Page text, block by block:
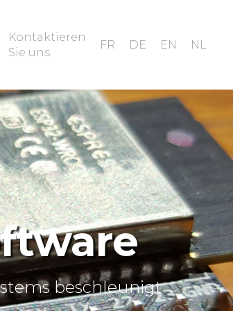
Kontaktieren
Sie uns
FR DE EN NL
beschleunigt